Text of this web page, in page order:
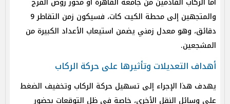
والمتجهين إلى محطة الكيت كات، فسيكون زمن التقاطر 9
دقائق، وهو معدل زمني يضمن استيعاب الأعداد الكبيرة من
المشجعين.
أهداف التعديلات وتأثيرها على حركة الركاب
يهدف هذا الإجراء إلى تسهيل حركة الركاب وتخفيف الضغط
على وسائل النقل الأخرى، خاصة في ظل التوقعات بحضور